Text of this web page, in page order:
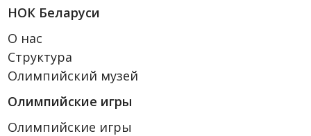
НОК Беларуси
О нас
Структура
Олимпийский музей
Олимпийские игры
Олимпийские игры